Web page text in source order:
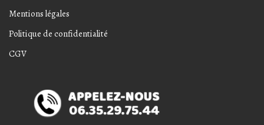
Mentions légales
Politique de confidentialité
CGV